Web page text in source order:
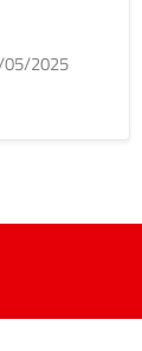
05/2025